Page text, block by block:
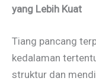
yang Lebih Kuat
Tiang pancang
kedalaman
struktur dan